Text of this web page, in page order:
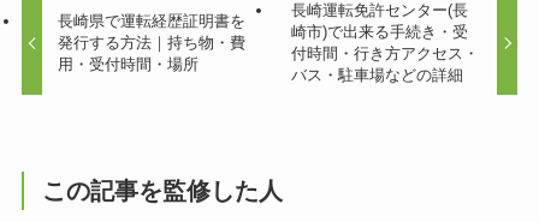
長崎県で運転経歴証明書を
発行する方法｜持ち物・費
用・受付時間・場所
長崎運転免許センター(長
崎市)で出来る手続き・受
付時間・行き方アクセス・
バス・駐車場などの詳細
この記事を監修した人